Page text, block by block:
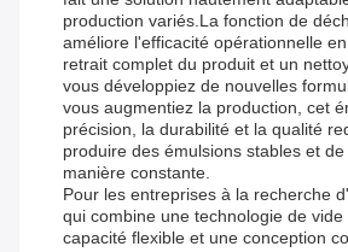
production variés.La fonction de
améliore l'efficacité opérationnelle
retrait complet du produit et un
vous développiez de nouvelles
vous augmentiez la production, cet
précision, la durabilité et la qualité
produire des émulsions stables et
manière constante.
Pour les entreprises à la recherche
qui combine une technologie de
capacité flexible et une conception